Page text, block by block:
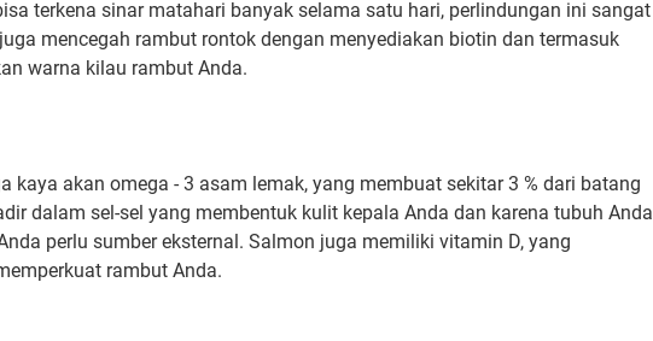
terkena sinar matahari banyak selama satu hari, perlindungan ini sangat
mencegah rambut rontok dengan menyediakan biotin dan termasuk
warna kilau rambut Anda.
kaya akan omega - 3 asam lemak, yang membuat sekitar 3 % dari batang
dalam sel-sel yang membentuk kulit kepala Anda dan karena tubuh Anda
perlu sumber eksternal. Salmon juga memiliki vitamin D, yang
rambut Anda.